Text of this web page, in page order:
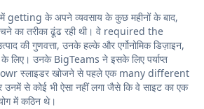
में getting के अपने व्यवसाय के कुछ महीनों के बाद,
का तरीका ढूंढ रही थी। वे required the
की गुणवत्ता, उनके हल्के और एर्गोनोमिक डिज़ाइन,
लिए। उनके BigTeams ने इसके लिए पर्याप्त
powr स्लाइडर खोजने से पहले एक many different
से कोई भी ऐसा नहीं लगा जैसे कि वे साइट का एक
में कठिन थे।